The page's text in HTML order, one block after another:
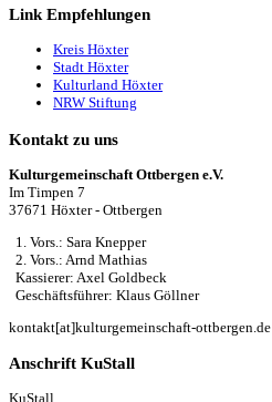
Link Empfehlungen
Kreis Höxter
Stadt Höxter
Kulturland Höxter
NRW Stiftung
Kontakt zu uns
Kulturgemeinschaft Ottbergen e.V.
Im Timpen 7
37671 Höxter - Ottbergen
1. Vors.: Sara Knepper
2. Vors.: Arnd Mathias
Kassierer: Axel Goldbeck
Geschäftsführer: Klaus Göllner
kontakt[at]kulturgemeinschaft-ottbergen.de
Anschrift KuStall
KuStall